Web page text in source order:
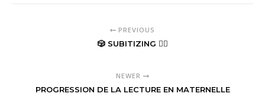
PREVIOUS
🎲 SUBITIZING 🖐🏼
NEWER
PROGRESSION DE LA LECTURE EN MATERNELLE